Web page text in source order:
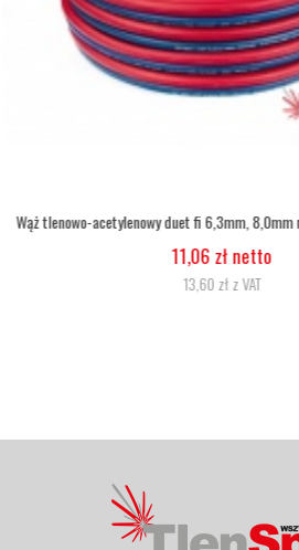
Wąż tlenowy fi 6,3
5,07 zł netto
6,24 zł z VAT